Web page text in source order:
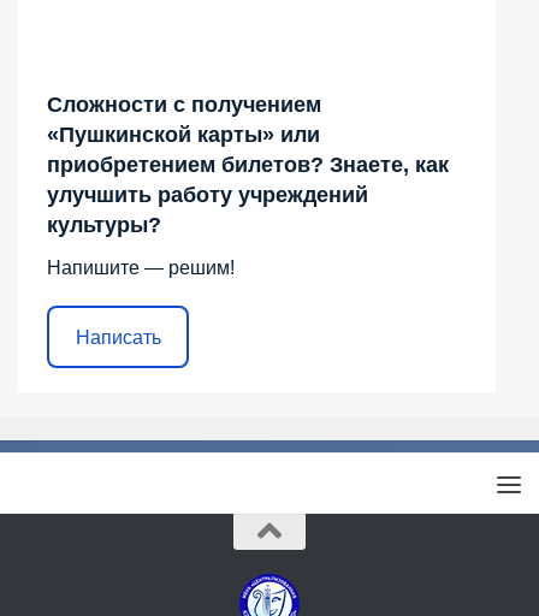
Сложности с получением
«Пушкинской карты» или
приобретением билетов? Знаете, как
улучшить работу учреждений
культуры?
Напишите — решим!
Написать